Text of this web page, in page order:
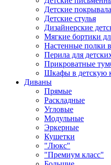
Детские покрывала
Детские стулья
Дизайнерские
Мягкие бортики
Настенные полки
Перила для
Прикроватные
Шкафы в детскую
Диваны
Прямые
Раскладные
Угловые
Модульные
Эркерные
Кушетки
"Люкс"
"Премиум класс"